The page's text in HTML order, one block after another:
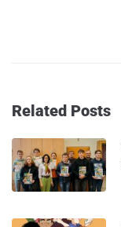
Related Posts